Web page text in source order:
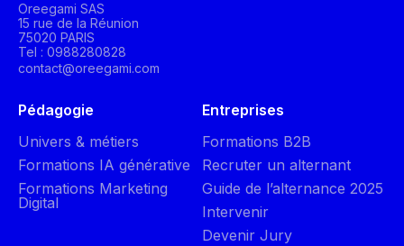
Oreegami SAS
15 rue de la Réunion
75020 PARIS
Tel : 0988280828
contact@oreegami.com
Pédagogie
Univers & métiers
Formations IA générative
Formations Marketing
Digital
Entreprises
Formations B2B
Recruter un alternant
Guide de l’alternance 2025
Intervenir
Devenir Jury